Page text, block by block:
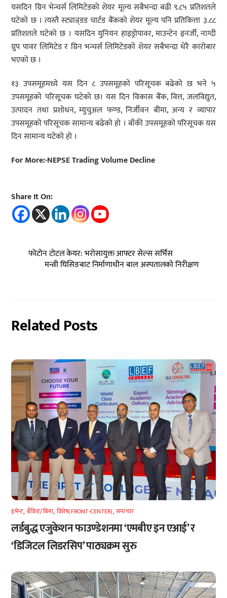
यसदिन ग्रिन भेन्चर्स लिमिटेडको शेयर मूल्य सबैभन्दा बढी ९.८५ प्रतिशतले
घटेको छ । त्यस्तै स्ट्यान्र्डड चार्टड बैंकको शेयर मूल्य पनि प्रतिकित्ता ३.८८
प्रतिशतले घटेको छ । यसदिन युनियन हाइड्रोपावर, माउन्टेन इनर्जी, नाग्दी
ग्रुप पावर लिमिटेड र ग्रिन भन्चर्स लिमिटेडको शेयर सबैभन्दा धेरै कारोबार
भएको छ ।
१३ उपसमूहमध्ये यस दिन ८ उपसमूहको परिसूचक बढेको छ भने ५
उपसमूहको परिसूचक घटेको छ। यस दिन विकास बैंक, वित्त, जलविद्युत,
उत्पादन तथा प्रशोधन, म्युचुअल फण्ड, निर्जीवन बीमा, अन्य र व्यापार
उपसमूहको परिसूचक सामान्य बढेको हो । बाँकी उपसमूहको परिसूचक यस
दिन सामान्य घटेको हो ।
For More:-NEPSE Trading Volume Decline
Share It On:
फोटोन टोटल केयर: भरोसायुक्त आफ्टर सेल्स सर्भिस
मन्त्री घिसिङबाट निर्माणाधीन बाल अस्पतालको निरीक्षण
Related Posts
इभेन्ट, बैंकिङ/बिमा, विशेष(FRONT-CENTER),समाचार
लर्डबुद्ध एजुकेशन फाउण्डेशनमा ‘एमबीए इन एआई’ र
‘डिजिटल लिडरसिप’ पाठ्यक्रम सुरु